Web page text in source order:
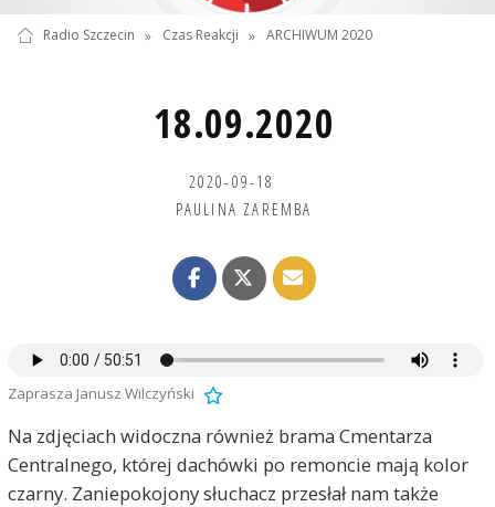
Radio Szczecin » Czas Reakcji » ARCHIWUM 2020
18.09.2020
2020-09-18
PAULINA ZAREMBA
Zaprasza Janusz Wilczyński
Na zdjęciach widoczna również brama Cmentarza
Centralnego, której dachówki po remoncie mają kolor
czarny. Zaniepokojony słuchacz przesłał nam także